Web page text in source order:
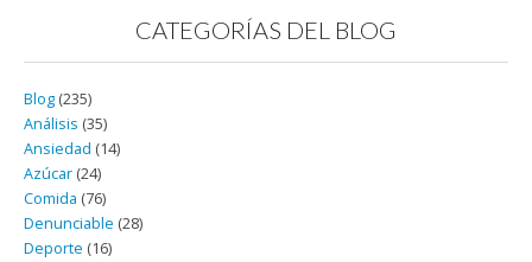
CATEGORÍAS DEL BLOG
Blog (235)
Análisis (35)
Ansiedad (14)
Azúcar (24)
Comida (76)
Denunciable (28)
Deporte (16)